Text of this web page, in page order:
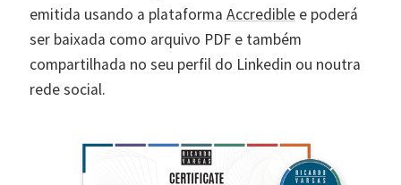
emitida usando a plataforma Accrediblee poderá
ser baixada como arquivo PDF e também
compartilhada no seu perfil do Linkedin ou noutra
rede social.